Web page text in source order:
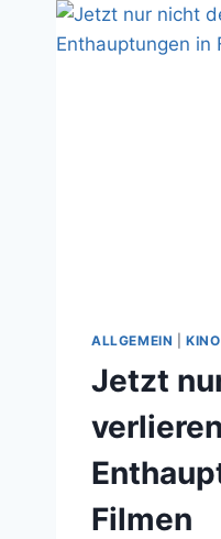
ALLGEMEIN |
Jetzt
Filmen